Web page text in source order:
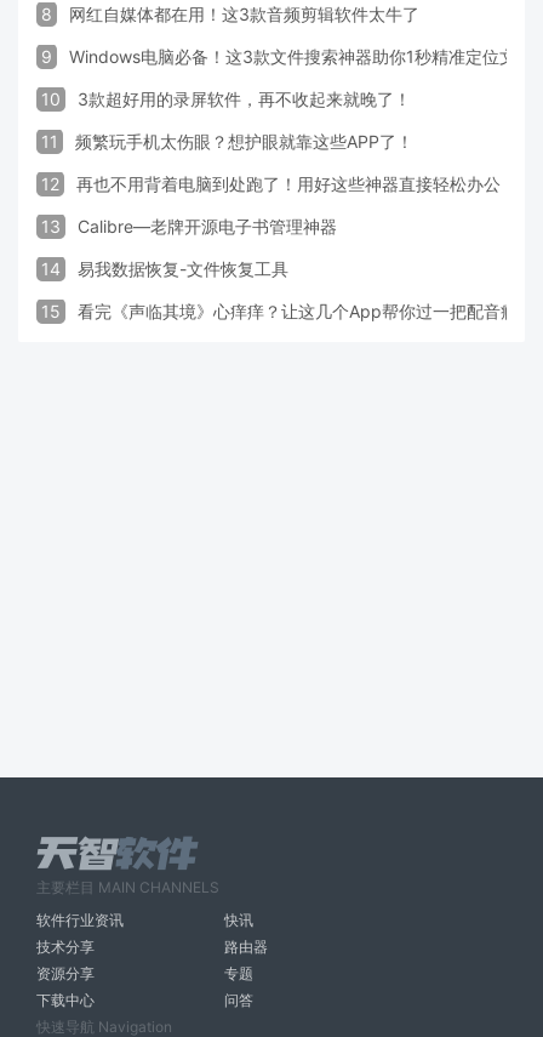
8 网红自媒体都在用！这3款音频剪辑软件太牛了
9 Windows电脑必备！这3款文件搜索神器助你1秒精准定位文件
10 3款超好用的录屏软件，再不收起来就晚了！
11 频繁玩手机太伤眼？想护眼就靠这些APP了！
12 再也不用背着电脑到处跑了！用好这些神器直接轻松办公
13 Calibre—老牌开源电子书管理神器
14 易我数据恢复-文件恢复工具
15 看完《声临其境》心痒痒？让这几个App帮你过一把配音瘾
主要栏目 MAIN CHANNELS
软件行业资讯
快讯
技术分享
路由器
资源分享
专题
下载中心
问答
快速导航 Navigation